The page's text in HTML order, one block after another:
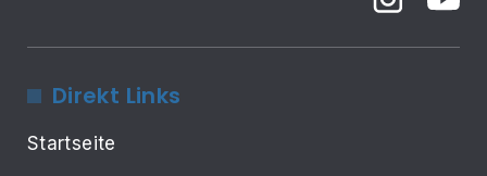
Direkt Links
Startseite